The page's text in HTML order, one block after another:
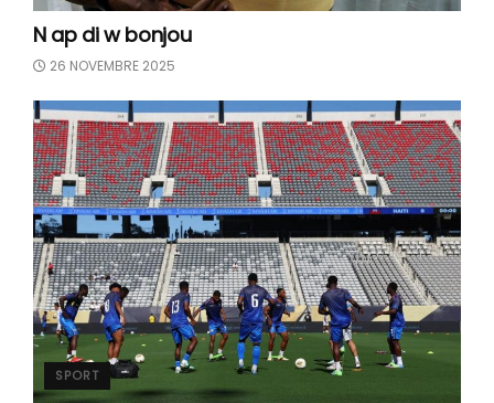
N ap di w bonjou
26 NOVEMBRE 2025
SPORT